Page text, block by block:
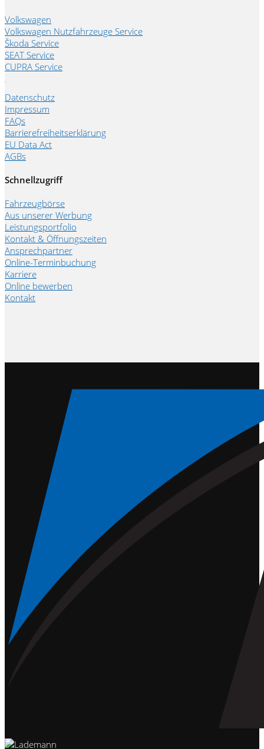
Volkswagen
Volkswagen Nutzfahrzeuge Service
Škoda Service
SEAT Service
CUPRA Service
Datenschutz
Impressum
FAQs
Barrierefreiheitserklärung
EU Data Act
AGBs
Schnellzugriff
Fahrzeugbörse
Aus unserer Werbung
Leistungsportfolio
Kontakt & Öffnungszeiten
Ansprechpartner
Online-Terminbuchung
Karriere
Online bewerben
Kontakt